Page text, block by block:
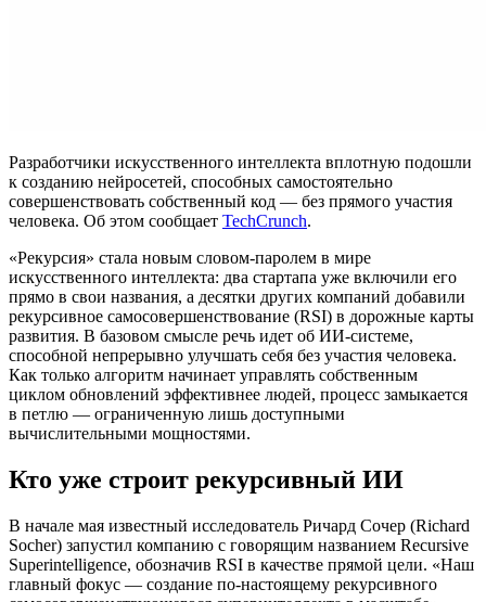
Разработчики искусственного интеллекта вплотную подошли
к созданию нейросетей, способных самостоятельно
совершенствовать собственный код — без прямого участия
человека. Об этом сообщает TechCrunch.
«Рекурсия» стала новым словом-паролем в мире
искусственного интеллекта: два стартапа уже включили его
прямо в свои названия, а десятки других компаний добавили
рекурсивное самосовершенствование (RSI) в дорожные карты
развития. В базовом смысле речь идет об ИИ-системе,
способной непрерывно улучшать себя без участия человека.
Как только алгоритм начинает управлять собственным
циклом обновлений эффективнее людей, процесс замыкается
в петлю — ограниченную лишь доступными
вычислительными мощностями.
Кто уже строит рекурсивный ИИ
В начале мая известный исследователь Ричард Сочер (Richard
Socher) запустил компанию с говорящим названием Recursive
Superintelligence, обозначив RSI в качестве прямой цели. «Наш
главный фокус — создание по-настоящему рекурсивного